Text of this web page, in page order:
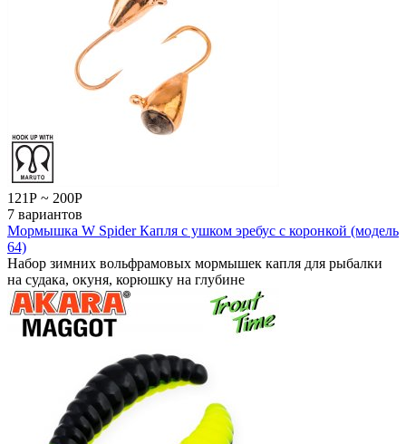
121Р ~ 200Р
7 вариантов
Мормышка W Spider Капля с ушком эребус с коронкой (модель
64)
Набор зимних вольфрамовых мормышек капля для рыбалки
на судака, окуня, корюшку на глубине